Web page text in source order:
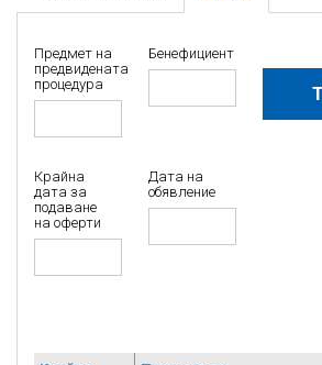
Предмет на
предвидената
процедура
Бенефициент
Крайна
дата за
подаване
на оферти
Дата на
обявление